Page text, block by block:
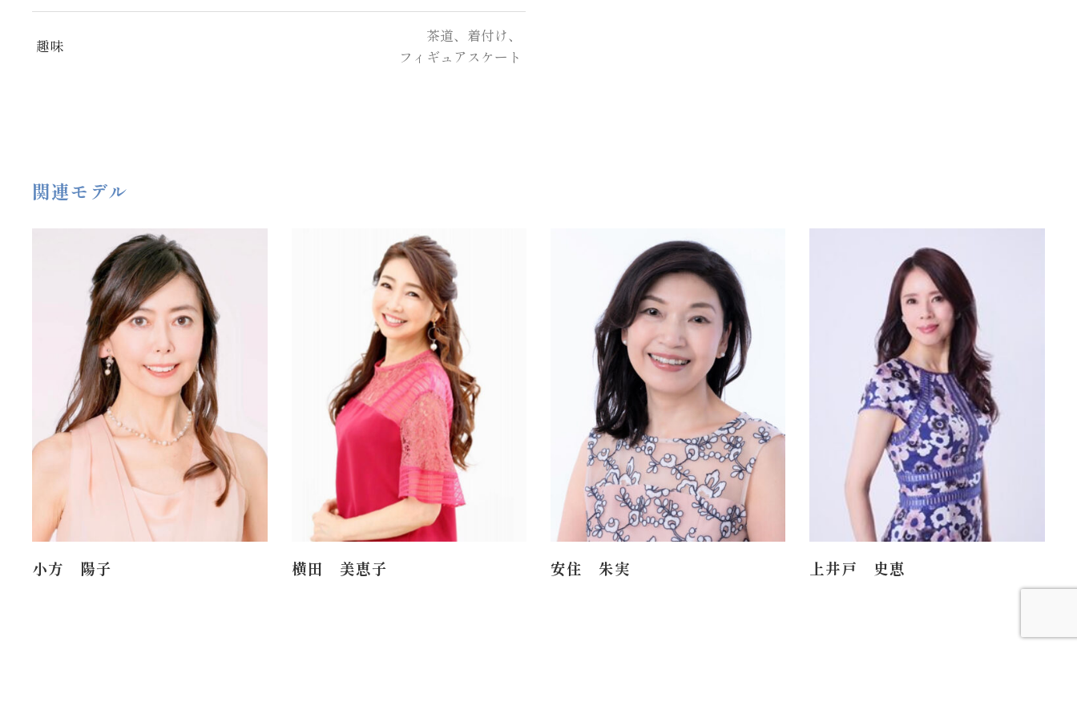
趣味
茶道、着付け、
フィギュアスケート
関連モデル
小方 陽子 横田 美恵子 安住 朱実 上井戸 史恵